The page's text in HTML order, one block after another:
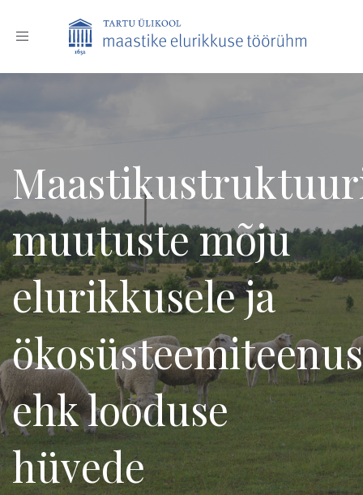
Toggle
muutuste mõju
elurikkusele ja
ehk looduse
hüvede